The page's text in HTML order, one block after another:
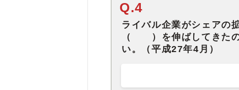
Q.4
ライバル企業がシェアの
（ ）を伸ばしてきたの
い。（平成27年4月）